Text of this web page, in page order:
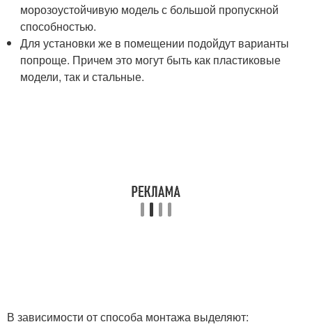
морозоустойчивую модель с большой пропускной
способностью.
Для установки же в помещении подойдут варианты
попроще. Причем это могут быть как пластиковые
модели, так и стальные.
В зависимости от способа монтажа выделяют: